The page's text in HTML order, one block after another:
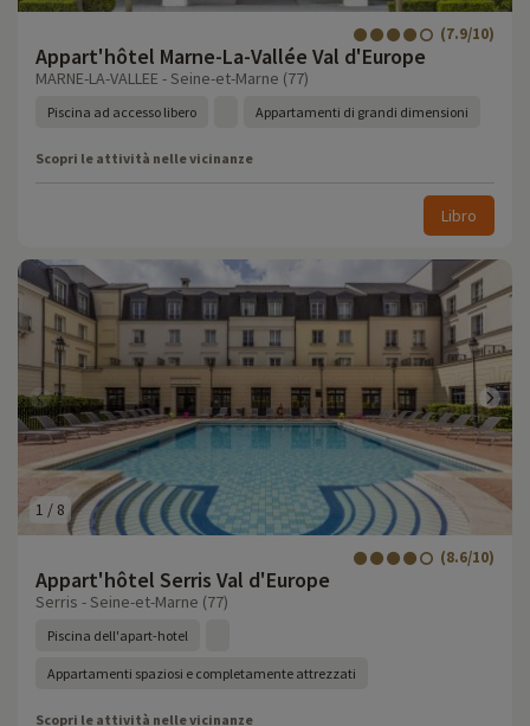
Appart'hôtel Marne-La-Vallée Val d'Europe
(7.9/10)
MARNE-LA-VALLEE - Seine-et-Marne (77)
Piscina ad accesso libero Appartamenti di grandi dimensioni
Scopri le attività nelle vicinanze
Libro
1 / 8
Appart'hôtel Serris Val d'Europe
(8.6/10)
Serris - Seine-et-Marne (77)
Piscina dell'apart-hotel
Appartamenti spaziosi e completamente attrezzati
Scopri le attività nelle vicinanze